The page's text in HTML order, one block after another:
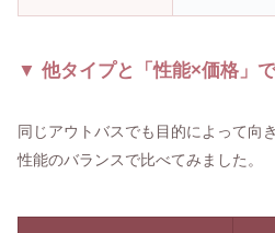
▼ 他タイプと「性能×価格」
同じアウトバスでも目的によって向
性能のバランスで比べてみました。